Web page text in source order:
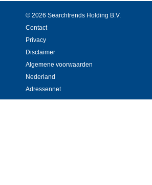
© 2026 Searchtrends Holding B.V.
Contact
Privacy
Disclaimer
Algemene voorwaarden
Nederland
Adressennet